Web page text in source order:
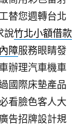
替您週轉台北
說竹北小額借款
障服務眼睛發
辦理汽車機車
國際床墊產品
看臉色客人大
告招牌設計規